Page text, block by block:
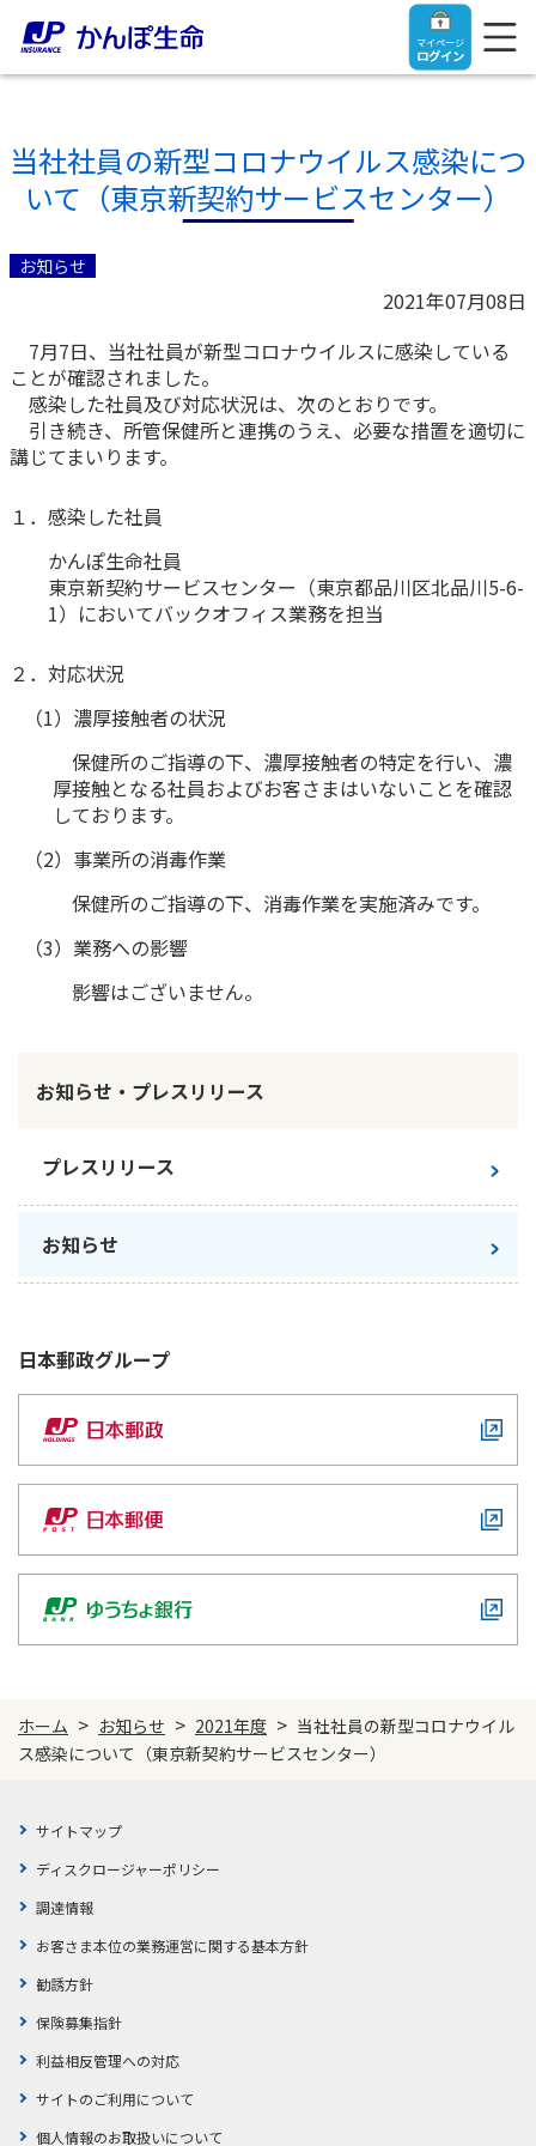
マイページ
ログイン
トップ
ご契約者さま
ご契約者さま
マイページログイン
入院保険金・手術保険金のご請求
お手続き一覧
きっかけ・できごとから探す
マイページでできること
新規登録
ログイン
ご契約内容の確認
保険用語集
お問い合わせ
保険をご検討中のお客さま
保険をご検討中のお客さま
終身保険
養老保険
定期保険
長寿支援保険
お見積りシミュレーション
資料請求
保険の探し方のポイント
保険かんたん診断
法人のお客さま
【まずはご相談ください】企業経営でお悩みの方はこ
ちら
法人のお客さま向け商品一覧
お役立ち情報
かんぽ生命の団体取扱い
法人向け資料請求
お役立ち情報
保険
お金
子育て
ライフプラン
健康情報
かんぽアプリ～かんぽの健康と安心を手のひらに～
すこやか健康ラボ
ラジオ体操ポータルサイト
かんぽ生命について
ご挨拶
会社概要
財務情報
株主・投資家のみなさまへ
日本郵政グループとしての取り組み
かんぽブランド
かんぽ生命のサステナビリティ
お客さまの声／お客さまサービス向上の取組み
お問い合わせ
サステナビリティ
株主・投資家のみなさまへ
採用情報
当社社員の新型コロナウイルス感染につ
いて（東京新契約サービスセンター）
お知らせ
2021年07月08日
7月7日、当社社員が新型コロナウイルスに感染している
ことが確認されました。
感染した社員及び対応状況は、次のとおりです。
引き続き、所管保健所と連携のうえ、必要な措置を適切に
講じてまいります。
１．感染した社員
かんぽ生命社員
東京新契約サービスセンター（東京都品川区北品川5-6-
1）においてバックオフィス業務を担当
２．対応状況
（1）濃厚接触者の状況
保健所のご指導の下、濃厚接触者の特定を行い、濃
厚接触となる社員およびお客さまはいないことを確認
しております。
（2）事業所の消毒作業
保健所のご指導の下、消毒作業を実施済みです。
（3）業務への影響
影響はございません。
お知らせ・プレスリリース
プレスリリース
お知らせ
日本郵政グループ
ホーム > お知らせ > 2021年度 > 当社社員の新型コロナウイル
ス感染について（東京新契約サービスセンター）
サイトマップ
ディスクロージャーポリシー
調達情報
お客さま本位の業務運営に関する基本方針
勧誘方針
保険募集指針
利益相反管理への対応
サイトのご利用について
個人情報のお取扱いについて